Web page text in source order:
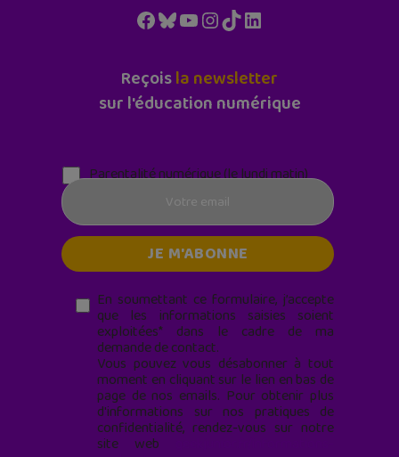
Facebook
Bluesky
YouTube
Instagram
TikTokLinkedIn
Reçoisla newsletter
sur l'éducation numérique
Parentalité numérique (le lundi matin)
En soumettant ce formulaire, j’accepte
que les informations saisies soient
exploitées* dans le cadre de ma
demande de contact.
Vous pouvez vous désabonner à tout
moment en cliquant sur le lien en bas de
page de nos emails. Pour obtenir plus
d'informations sur nos pratiques de
confidentialité, rendez-vous sur notre
site web